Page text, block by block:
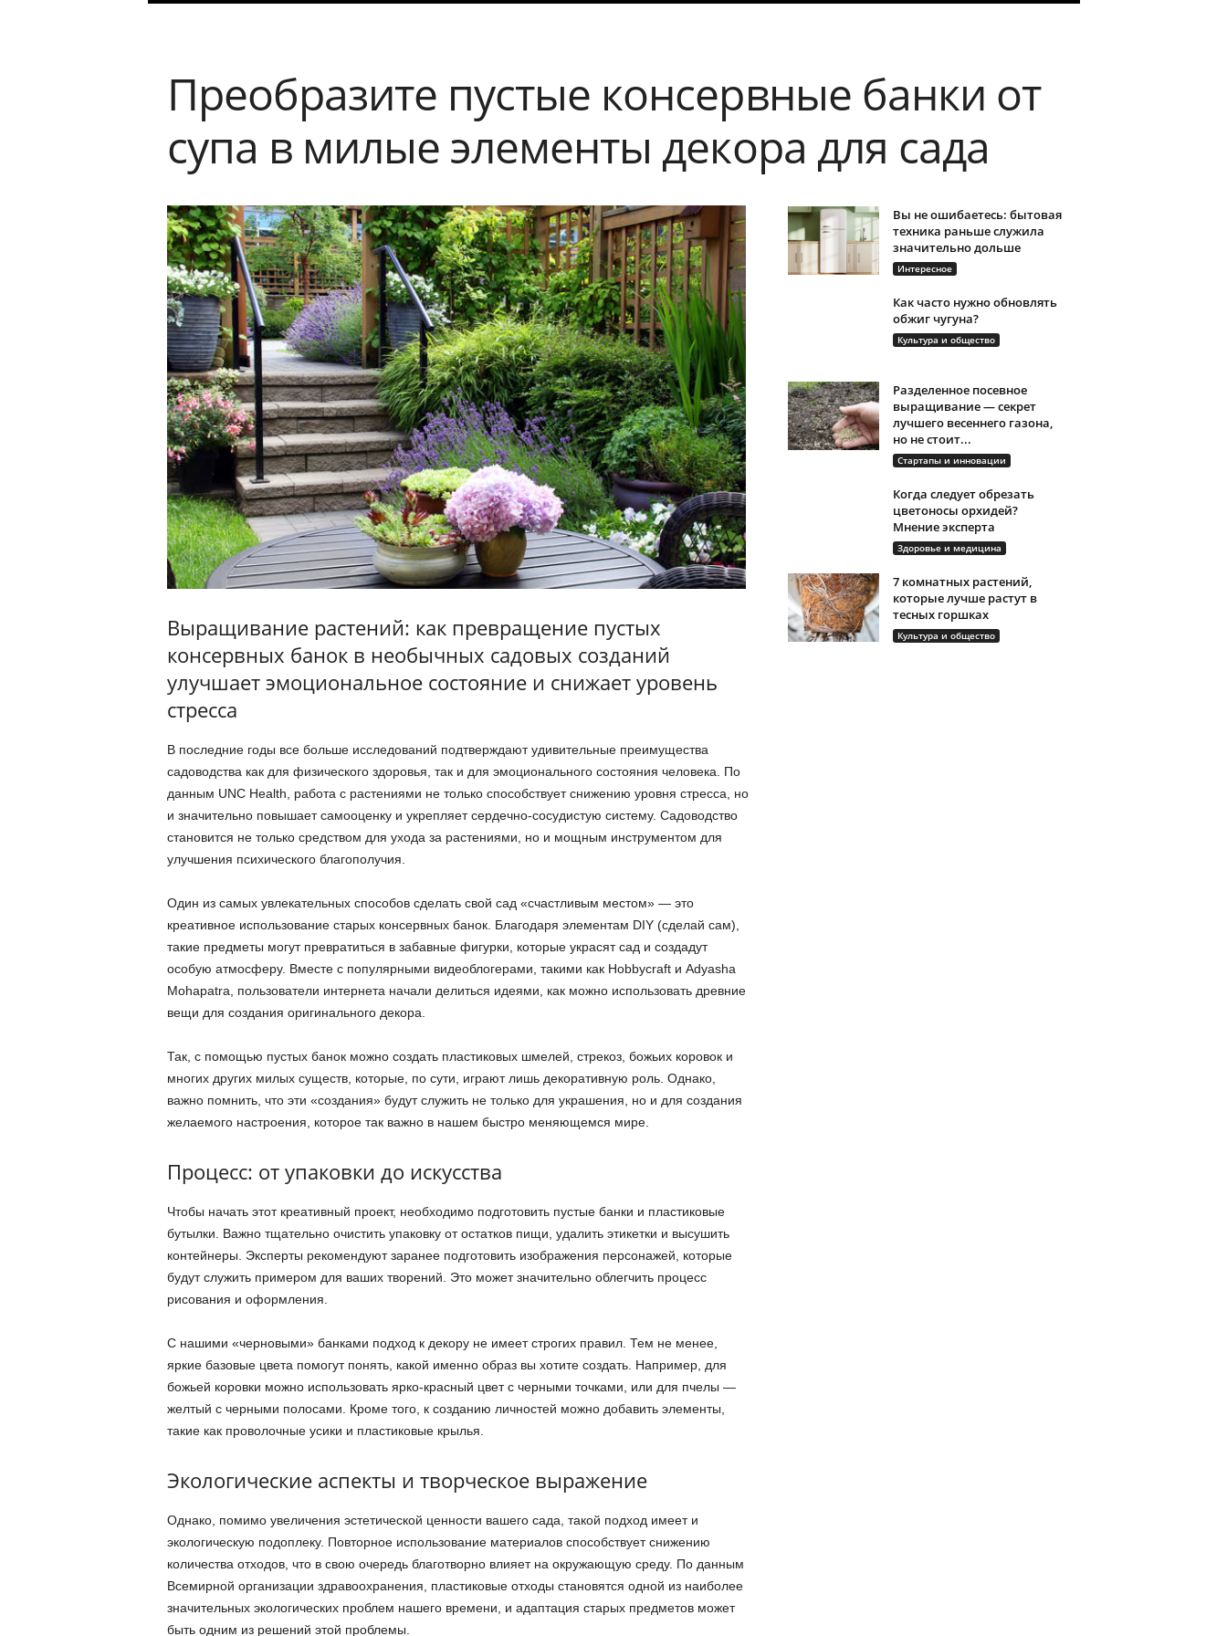
Преобразите пустые консервные банки от
супа в милые элементы декора для сада
Выращивание растений: как превращение пустых
консервных банок в необычных садовых созданий
улучшает эмоциональное состояние и снижает уровень
стресса
В последние годы все больше исследований подтверждают удивительные преимущества
садоводства как для физического здоровья, так и для эмоционального состояния человека. По
данным UNC Health, работа с растениями не только способствует снижению уровня стресса, но
и значительно повышает самооценку и укрепляет сердечно-сосудистую систему. Садоводство
становится не только средством для ухода за растениями, но и мощным инструментом для
улучшения психического благополучия.
Один из самых увлекательных способов сделать свой сад «счастливым местом» — это
креативное использование старых консервных банок. Благодаря элементам DIY (сделай сам),
такие предметы могут превратиться в забавные фигурки, которые украсят сад и создадут
особую атмосферу. Вместе с популярными видеоблогерами, такими как Hobbycraft и Adyasha
Mohapatra, пользователи интернета начали делиться идеями, как можно использовать древние
вещи для создания оригинального декора.
Так, с помощью пустых банок можно создать пластиковых шмелей, стрекоз, божьих коровок и
многих других милых существ, которые, по сути, играют лишь декоративную роль. Однако,
важно помнить, что эти «создания» будут служить не только для украшения, но и для создания
желаемого настроения, которое так важно в нашем быстро меняющемся мире.
Процесс: от упаковки до искусства
Чтобы начать этот креативный проект, необходимо подготовить пустые банки и пластиковые
бутылки. Важно тщательно очистить упаковку от остатков пищи, удалить этикетки и высушить
контейнеры. Эксперты рекомендуют заранее подготовить изображения персонажей, которые
будут служить примером для ваших творений. Это может значительно облегчить процесс
рисования и оформления.
С нашими «черновыми» банками подход к декору не имеет строгих правил. Тем не менее,
яркие базовые цвета помогут понять, какой именно образ вы хотите создать. Например, для
божьей коровки можно использовать ярко-красный цвет с черными точками, или для пчелы —
желтый с черными полосами. Кроме того, к созданию личностей можно добавить элементы,
такие как проволочные усики и пластиковые крылья.
Экологические аспекты и творческое выражение
Однако, помимо увеличения эстетической ценности вашего сада, такой подход имеет и
экологическую подоплеку. Повторное использование материалов способствует снижению
количества отходов, что в свою очередь благотворно влияет на окружающую среду. По данным
Всемирной организации здравоохранения, пластиковые отходы становятся одной из наиболее
значительных экологических проблем нашего времени, и адаптация старых предметов может
быть одним из решений этой проблемы.
Вы не ошибаетесь: бытовая
техника раньше служила
значительно дольше
Интересное
Как часто нужно обновлять
обжиг чугуна?
Культура и общество
Разделенное посевное
выращивание — секрет
лучшего весеннего газона,
но не стоит...
Стартапы и инновации
Когда следует обрезать
цветоносы орхидей?
Мнение эксперта
Здоровье и медицина
7 комнатных растений,
которые лучше растут в
тесных горшках
Культура и общество